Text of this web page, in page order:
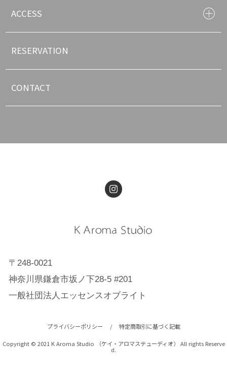
ACCESS
RESERVATION
CONTACT
〒248-0021
神奈川県鎌倉市坂ノ下28-5 #201
一般社団法人エッセンスオブライト
プライバシーポリシー / 特定商取引に基づく記載
Copyright © 2021 K Aroma Studio （ケイ・アロマステューディオ） All rights Reserve
d.